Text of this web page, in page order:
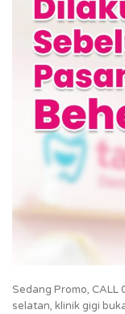
Sedang Promo,
selatan, klinik gigi